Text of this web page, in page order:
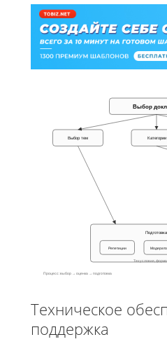
Выбор
Выбор тем Категории
Подготовка
Репетиции
Техусловия,
Процесс: выбор → оценка → подготовка
Техническое
поддержка